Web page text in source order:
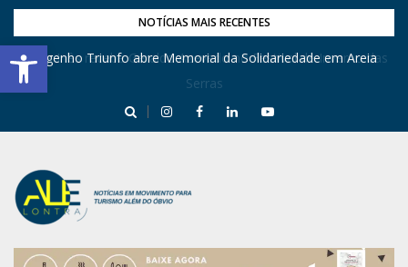
Barra de Ferramentas Aberta
NOTÍCIAS MAIS RECENTES
Dona Inês recebe Geraldo Azevedo no Festival de Inverno das
Serras
Engenho Triunfo abre Memorial da Solidariedade em Areia